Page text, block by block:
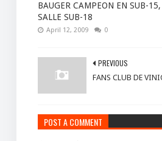
BAUGER CAMPEON EN SUB-
SALLE SUB-18
April 12, 2009 0
PREVIOUS
FANS CLUB DE
POST A COMMENT